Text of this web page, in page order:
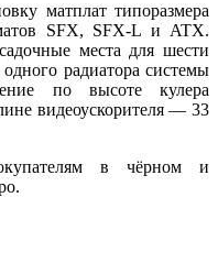
матплат типоразмера
SFX, SFX-L и ATX.
места для шести
радиатора системы
по высоте кулера
видеоускорителя — 33
в чёрном и